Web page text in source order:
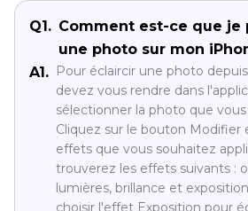
Q1. Comment est-ce que je
une photo sur mon
A1. Pour éclaircir une photo
devez vous rendre dans
sélectionner la photo que
Cliquez sur le bouton Modifier
effets que vous souhaitez
trouverez les effets suivants :
lumières, brillance et
choisir l'effet Exposition pour